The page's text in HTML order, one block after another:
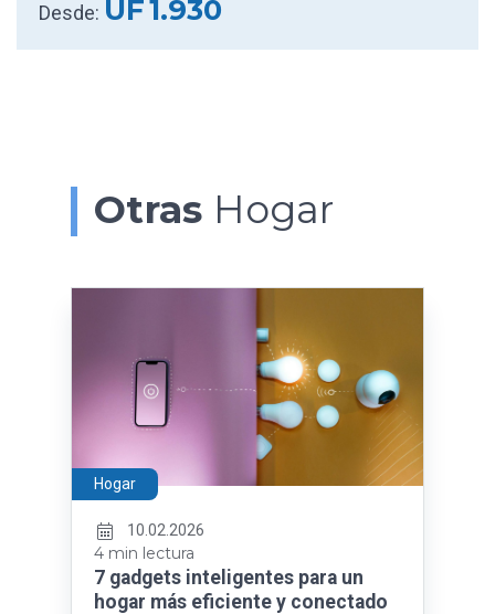
Desde: UF1.930
Otras Hogar
Hogar
10.02.2026
4 min lectura
7 gadgets inteligentes para un
hogar más eficiente y conectado